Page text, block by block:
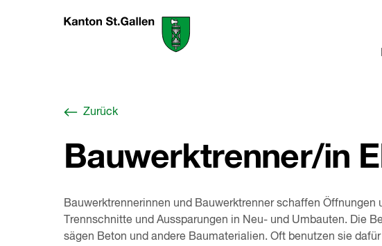
Berufswahl-
Zurück
Bauwerktrenner/in
Bauwerktrennerinnen und Bauwerktrenner schaffen Öffnungen
Trennschnitte und Aussparungen in Neu- und Umbauten. Die
sägen Beton und andere Baumaterialien. Oft benutzen sie